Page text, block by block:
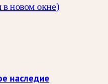
в новом окне)
наследие